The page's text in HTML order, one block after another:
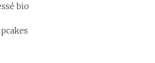
bio